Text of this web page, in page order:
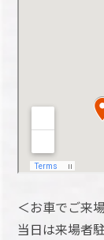
＜お車でご来
当日は来場者